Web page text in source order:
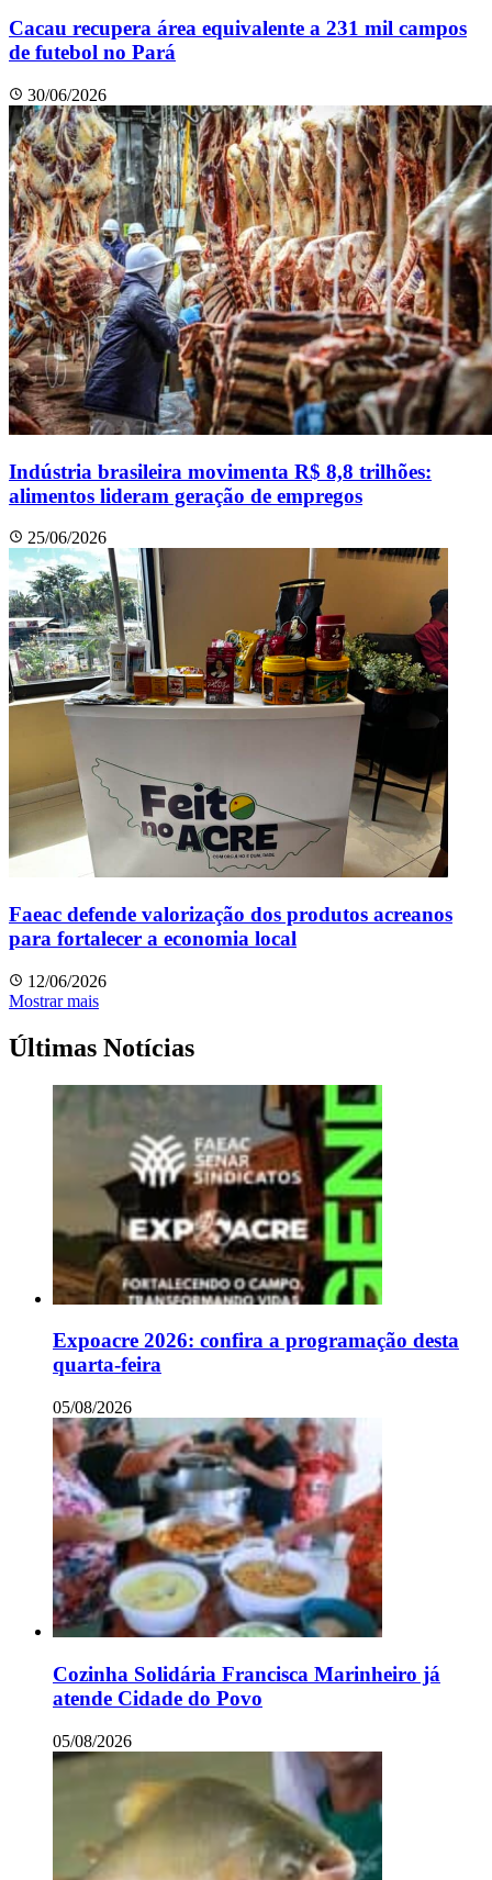
Cacau recupera área equivalente a 231 mil campos
de futebol no Pará
30/06/2026
Indústria brasileira movimenta R$ 8,8 trilhões:
alimentos lideram geração de empregos
25/06/2026
Faeac defende valorização dos produtos acreanos
para fortalecer a economia local
12/06/2026
Mostrar mais
Últimas Notícias
Expoacre 2026: confira a programação desta
quarta-feira
05/08/2026
Cozinha Solidária Francisca Marinheiro já
atende Cidade do Povo
05/08/2026